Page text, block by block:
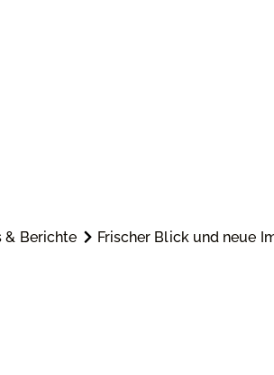
& Berichte Frischer Blick und neue